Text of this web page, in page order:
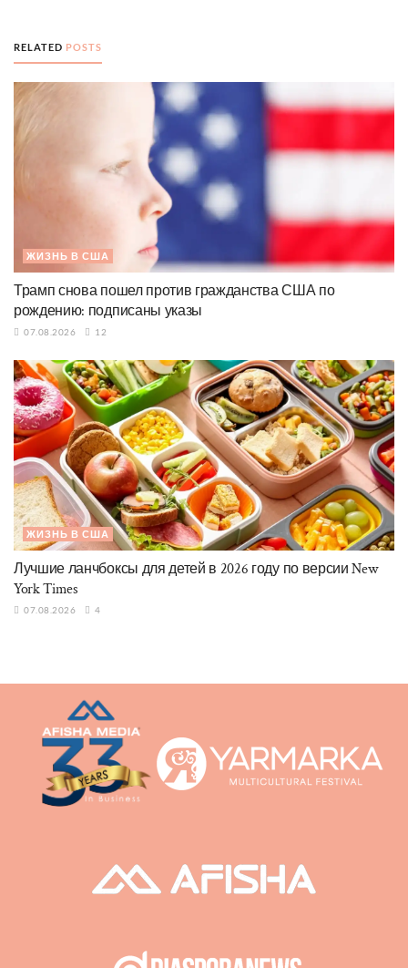
RELATED POSTS
ЖИЗНЬ В США
Трамп снова пошел против гражданства США по
рождению: подписаны указы
07.08.2026 12
ЖИЗНЬ В США
Лучшие ланчбоксы для детей в 2026 году по версии New
York Times
07.08.2026 4